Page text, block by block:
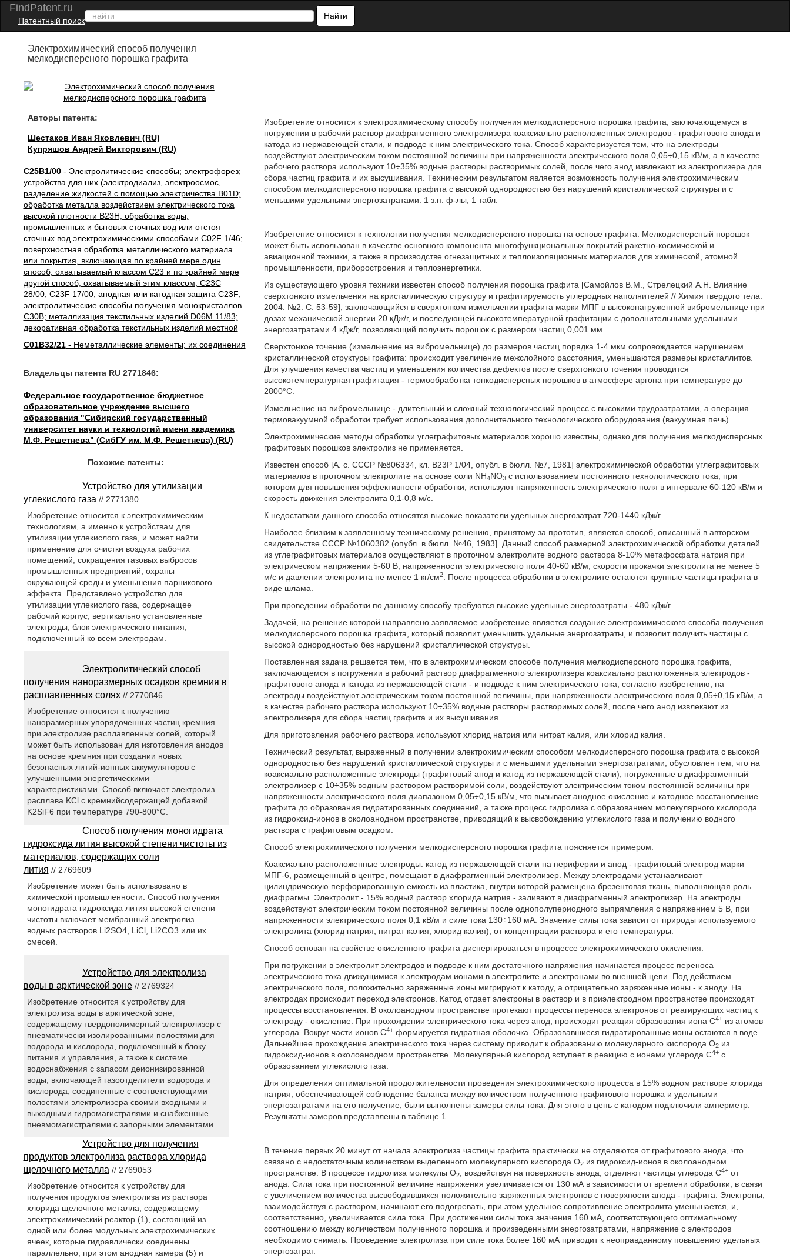
FindPatent.ru
Патентный поиск
Найти
Электрохимический способ получения
мелкодисперсного порошка графита
Авторы патента:
Шестаков Иван Яковлевич (RU)
Купряшов Андрей Викторович (RU)
C25B1/00- Электролитические способы; электрофорез;
устройства для них (электродиализ, электроосмос,
разделение жидкостей с помощью электричества B01D;
обработка металла воздействием электрического тока
высокой плотности B23H; обработка воды,
промышленных и бытовых сточных вод или отстоя
сточных вод электрохимическими способами C02F 1/46;
поверхностная обработка металлического материала
или покрытия, включающая по крайней мере один
способ, охватываемый классом C23 и по крайней мере
другой способ, охватываемый этим классом, C23C
28/00, C23F 17/00; анодная или катодная защита C23F;
электролитические способы получения монокристаллов
C30B; металлизация текстильных изделий D06M 11/83;
декоративная обработка текстильных изделий местной
C01B32/21- Неметаллические элементы; их соединения
Владельцы патента RU 2771846:
Федеральное государственное бюджетное
образовательное учреждение высшего
образования "Сибирский государственный
университет науки и технологий имени академика
М.Ф. Решетнева" (СибГУ им. М.Ф. Решетнева) (RU)
Изобретение относится к электрохимическому способу получения мелкодисперсного порошка графита, заключающемуся в
погружении в рабочий раствор диафрагменного электролизера коаксиально расположенных электродов - графитового анода и
катода из нержавеющей стали, и подводе к ним электрического тока. Способ характеризуется тем, что на электроды
воздействуют электрическим током постоянной величины при напряженности электрического поля 0,05÷0,15 кВ/м, а в качестве
рабочего раствора используют 10÷35% водные растворы растворимых солей, после чего анод извлекают из электролизера для
сбора частиц графита и их высушивания. Техническим результатом является возможность получения электрохимическим
способом мелкодисперсного порошка графита с высокой однородностью без нарушений кристаллической структуры и с
меньшими удельными энергозатратами. 1 з.п. ф-лы, 1 табл.
Изобретение относится к технологии получения мелкодисперсного порошка на основе графита. Мелкодисперсный порошок
может быть использован в качестве основного компонента многофункциональных покрытий ракетно-космической и
авиационной техники, а также в производстве огнезащитных и теплоизоляционных материалов для химической, атомной
промышленности, приборостроения и теплоэнергетики.
Из существующего уровня техники известен способ получения порошка графита [Самойлов В.М., Стрелецкий А.Н. Влияние
сверхтонкого измельчения на кристаллическую структуру и графитируемость углеродных наполнителей // Химия твердого тела.
2004. №2. С. 53-59], заключающийся в сверхтонком измельчении графита марки МПГ в высоконагруженной вибромельнице при
дозах механической энергии 20 кДж/г, и последующей высокотемпературной графитации с дополнительными удельными
энергозатратами 4 кДж/г, позволяющий получить порошок с размером частиц 0,001 мм.
Сверхтонкое точение (измельчение на вибромельнице) до размеров частиц порядка 1-4 мкм сопровождается нарушением
кристаллической структуры графита: происходит увеличение межслойного расстояния, уменьшаются размеры кристаллитов.
Для улучшения качества частиц и уменьшения количества дефектов после сверхтонкого точения проводится
высокотемпературная графитация - термообработка тонкодисперсных порошков в атмосфере аргона при температуре до
2800°С.
Измельчение на вибромельнице - длительный и сложный технологический процесс с высокими трудозатратами, а операция
термовакуумной обработки требует использования дополнительного технологического оборудования (вакуумная печь).
Электрохимические методы обработки углеграфитовых материалов хорошо известны, однако для получения мелкодисперсных
графитовых порошков электролиз не применяется.
Известен способ [А. с. СССР №806334, кл. В23Р 1/04, опубл. в бюлл. №7, 1981] электрохимической обработки углеграфитовых
материалов в проточном электролите на основе соли NH4NO3 с использованием постоянного технологического тока, при
котором для повышения эффективности обработки, используют напряженность электрического поля в интервале 60-120 кВ/м и
скорость движения электролита 0,1-0,8 м/с.
К недостаткам данного способа относятся высокие показатели удельных энергозатрат 720-1440 кДж/г.
Наиболее близким к заявленному техническому решению, принятому за прототип, является способ, описанный в авторском
свидетельстве СССР №1060382 (опубл. в бюлл. №46, 1983]. Данный способ размерной электрохимической обработки деталей
из углеграфитовых материалов осуществляют в проточном электролите водного раствора 8-10% метафосфата натрия при
электрическом напряжении 5-60 В, напряженности электрического поля 40-60 кВ/м, скорости прокачки электролита не менее 5
м/с и давлении электролита не менее 1 кг/см2
. После процесса обработки в электролите остаются крупные частицы графита в
виде шлама.
При проведении обработки по данному способу требуются высокие удельные энергозатраты - 480 кДж/г.
Задачей, на решение которой направлено заявляемое изобретение является создание электрохимического способа получения
мелкодисперсного порошка графита, который позволит уменьшить удельные энергозатраты, и позволит получить частицы с
высокой однородностью без нарушений кристаллической структуры.
Поставленная задача решается тем, что в электрохимическом способе получения мелкодисперсного порошка графита,
заключающемся в погружении в рабочий раствор диафрагменного электролизера коаксиально расположенных электродов -
графитового анода и катода из нержавеющей стали - и подводе к ним электрического тока, согласно изобретению, на
электроды воздействуют электрическим током постоянной величины, при напряженности электрического поля 0,05÷0,15 кВ/м, а
в качестве рабочего раствора используют 10÷35% водные растворы растворимых солей, после чего анод извлекают из
электролизера для сбора частиц графита и их высушивания.
Для приготовления рабочего раствора используют хлорид натрия или нитрат калия, или хлорид калия.
Технический результат, выраженный в получении электрохимическим способом мелкодисперсного порошка графита с высокой
однородностью без нарушений кристаллической структуры и с меньшими удельными энергозатратами, обусловлен тем, что на
коаксиально расположенные электроды (графитовый анод и катод из нержавеющей стали), погруженные в диафрагменный
электролизер с 10÷35% водным раствором растворимой соли, воздействуют электрическим током постоянной величины при
напряженности электрического поля диапазоном 0,05÷0,15 кВ/м, что вызывает анодное окисление и катодное восстановление
графита до образования гидратированных соединений, а также процесс гидролиза с образованием молекулярного кислорода
из гидроксид-ионов в околоанодном пространстве, приводящий к высвобождению углекислого газа и получению водного
раствора с графитовым осадком.
Способ электрохимического получения мелкодисперсного порошка графита поясняется примером.
Коаксиально расположенные электроды: катод из нержавеющей стали на периферии и анод - графитовый электрод марки
МПГ-6, размещенный в центре, помещают в диафрагменный электролизер. Между электродами устанавливают
цилиндрическую перфорированную емкость из пластика, внутри которой размещена брезентовая ткань, выполняющая роль
диафрагмы. Электролит - 15% водный раствор хлорида натрия - заливают в диафрагменный электролизер. На электроды
воздействуют электрическим током постоянной величины после однополупериодного выпрямления с напряжением 5 В, при
напряженности электрического поля 0,1 кВ/м и силе тока 130÷160 мА. Значение силы тока зависит от природы используемого
электролита (хлорид натрия, нитрат калия, хлорид калия), от концентрации раствора и его температуры.
Способ основан на свойстве окисленного графита диспергироваться в процессе электрохимического окисления.
При погружении в электролит электродов и подводе к ним достаточного напряжения начинается процесс переноса
электрического тока движущимися к электродам ионами в электролите и электронами во внешней цепи. Под действием
электрического поля, положительно заряженные ионы мигрируют к катоду, а отрицательно заряженные ионы - к аноду. На
электродах происходит переход электронов. Катод отдает электроны в раствор и в приэлектродном пространстве происходят
процессы восстановления. В околоанодном пространстве протекают процессы переноса электронов от реагирующих частиц к
электроду - окисление. При прохождении электрического тока через анод, происходит реакция образования иона С4+ из атомов
углерода. Вокруг части ионов С4+ формируется гидратная оболочка. Образовавшиеся гидратированные ионы остаются в воде.
Дальнейшее прохождение электрического тока через систему приводит к образованию молекулярного кислорода O2 из
гидроксид-ионов в околоанодном пространстве. Молекулярный кислород вступает в реакцию с ионами углерода С4+ с
образованием углекислого газа.
Для определения оптимальной продолжительности проведения электрохимического процесса в 15% водном растворе хлорида
натрия, обеспечивающей соблюдение баланса между количеством полученного графитового порошка и удельными
энергозатратами на его получение, были выполнены замеры силы тока. Для этого в цепь с катодом подключили амперметр.
Результаты замеров представлены в таблице 1.
В течение первых 20 минут от начала электролиза частицы графита практически не отделяются от графитового анода, что
связано с недостаточным количеством выделенного молекулярного кислорода O2 из гидроксид-ионов в околоанодном
пространстве. В процессе гидролиза молекулы O2 , воздействуя на поверхность анода, отделяют частицы углерода С4+ от
анода. Сила тока при постоянной величине напряжения увеличивается от 130 мА в зависимости от времени обработки, в связи
с увеличением количества высвободившихся положительно заряженных электронов с поверхности анода - графита. Электроны,
взаимодействуя с раствором, начинают его подогревать, при этом удельное сопротивление электролита уменьшается, и,
соответственно, увеличивается сила тока. При достижении силы тока значения 160 мА, соответствующего оптимальному
соотношению между количеством полученного порошка и произведенными энергозатратами, напряжение с электродов
необходимо снимать. Проведение электролиза при силе тока более 160 мА приводит к неоправданному повышению удельных
энергозатрат.
Похожие патенты:
Устройство для утилизации
углекислого газа // 2771380
Изобретение относится к электрохимическим
технологиям, а именно к устройствам для
утилизации углекислого газа, и может найти
применение для очистки воздуха рабочих
помещений, сокращения газовых выбросов
промышленных предприятий, охраны
окружающей среды и уменьшения парникового
эффекта. Представлено устройство для
утилизации углекислого газа, содержащее
рабочий корпус, вертикально установленные
электроды, блок электрического питания,
подключенный ко всем электродам.
Электролитический способ
получения наноразмерных осадков кремния в
расплавленных солях// 2770846
Изобретение относится к получению
наноразмерных упорядоченных частиц кремния
при электролизе расплавленных солей, который
может быть использован для изготовления анодов
на основе кремния при создании новых
безопасных литий-ионных аккумуляторов с
улучшенными энергетическими
характеристиками. Способ включает электролиз
расплава KCl с кремнийсодержащей добавкой
K2SiF6 при температуре 790-800°C.
Способ получения моногидрата
гидроксида лития высокой степени чистоты из
материалов, содержащих соли
лития // 2769609
Изобретение может быть использовано в
химической промышленности. Способ получения
моногидрата гидроксида лития высокой степени
чистоты включает мембранный электролиз
водных растворов Li2SO4, LiCl, Li2CO3 или их
смесей.
Устройство для электролиза
воды в арктической зоне// 2769324
Изобретение относится к устройству для
электролиза воды в арктической зоне,
содержащему твердополимерный электролизер с
пневматически изолированными полостями для
водорода и кислорода, подключенный к блоку
питания и управления, а также к системе
водоснабжения с запасом деионизированной
воды, включающей газоотделители водорода и
кислорода, соединенные с соответствующими
полостями электролизера своими входными и
выходными гидромагистралями и снабженные
пневмомагистралями с запорными элементами.
Устройство для получения
продуктов электролиза раствора хлорида
щелочного металла // 2769053
Изобретение относится к устройству для
получения продуктов электролиза из раствора
хлорида щелочного металла, содержащему
электрохимический реактор (1), состоящий из
одной или более модульных электрохимических
ячеек, которые гидравлически соединены
параллельно, при этом анодная камера (5) и